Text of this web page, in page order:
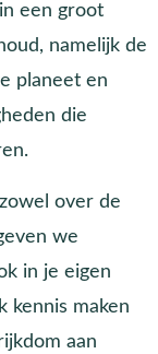
een groot
namelijk de
planeet en
die
over de
we
in je eigen
kennis maken
aan